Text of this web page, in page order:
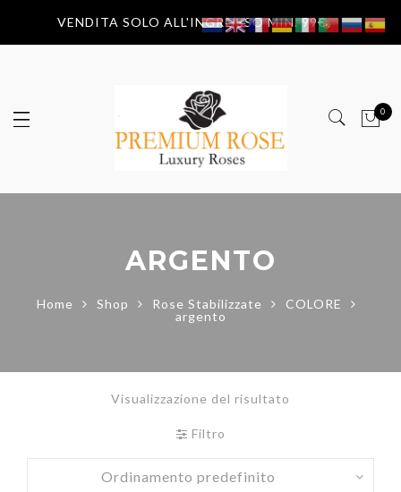
VENDITA SOLO ALL'INGROSSO MIN. 99€
0
ARGENTO
Home Shop Rose Stabilizzate
COLORE
argento
Visualizzazione del risultato
Filtro